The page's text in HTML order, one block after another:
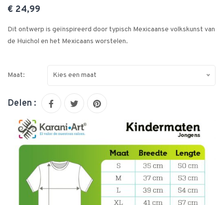
€ 24,99
Dit ontwerp is geïnspireerd door typisch Mexicaanse volkskunst van
de Huichol en het Mexicaans worstelen.
Maat: Kies een maat
Delen :